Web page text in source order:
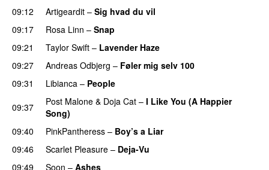
09:12
Artigeardit – Sig hvad du vil
09:17 Rosa Linn – Snap
09:21
Taylor Swift – Lavender Haze
09:27
Andreas Odbjerg – Føler mig selv 100
09:31
Libianca – People
09:37 Post Malone & Doja Cat – I Like You (A Happier
Song)
09:40 PinkPantheress – Boy’s a Liar
09:46
Scarlet Pleasure – Deja-Vu
09:49
Soon – Ashes